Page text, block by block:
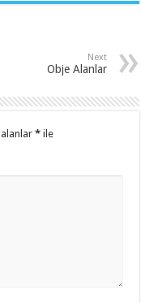
Next
Obje Alanlar
alanlar* ile